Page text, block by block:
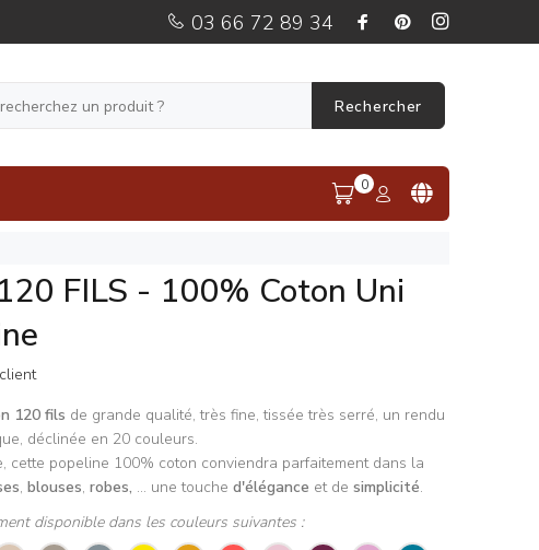
03 66 72 89 34
Rechercher
0
FILS - 100% Coton Uni
120 fils de grande qualité, très fine, tissée très serré, un rendu
déclinée en 20 couleurs.
cette popeline 100% coton conviendra parfaitement dans la
, blouses, robes, ... une touche d'élégance et de simplicité.
disponible dans les couleurs suivantes :